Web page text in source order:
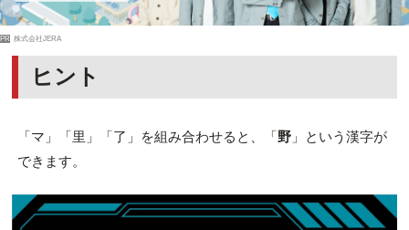
PR 株式会社JERA
ヒント
「マ」「里」「了」を組み合わせると、「 野」という漢字が
できます。